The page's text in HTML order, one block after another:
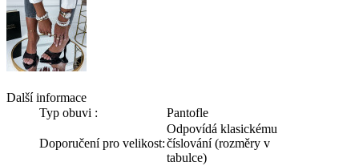
Další informace
Typ obuvi :
Pantofle
Doporučení pro velikost:
Odpovídá klasickému
číslování (rozměry v
tabulce)